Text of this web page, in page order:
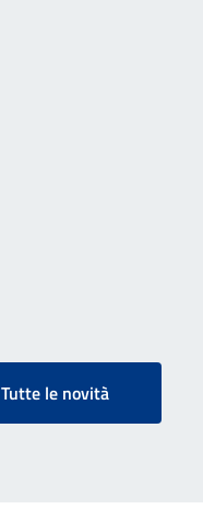
Tutte le novità